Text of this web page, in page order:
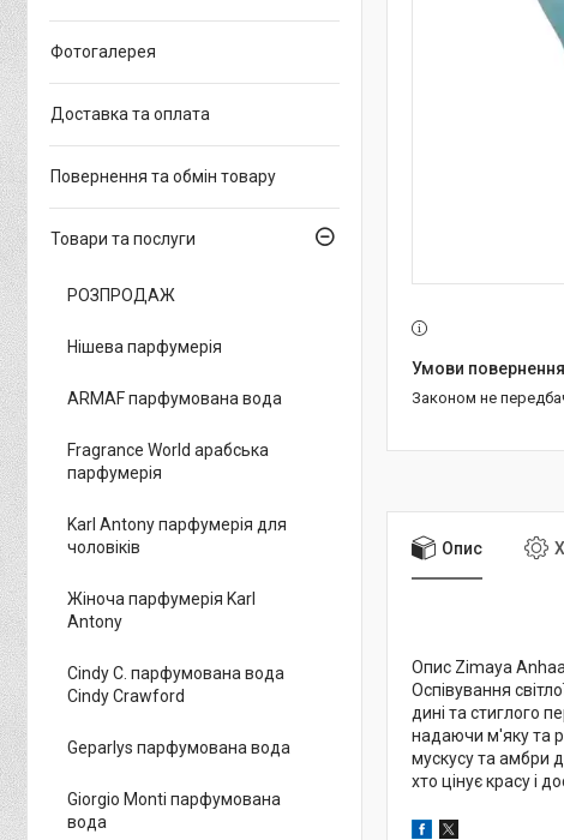
Законом не
Опис
Опис Zimaya
Оспівування
дині та стиглого
надаючи м'яку та
мускусу та амбри
хто цінує красу і
Фотогалерея
Доставка та оплата
Повернення та обмін товару
Товари та послуги
РОЗПРОДАЖ
Нішева парфумерія
ARMAF парфумована вода
Fragrance World арабська
парфумерія
Karl Antony парфумерія для
чоловіків
Жіноча парфумерія Karl
Antony
Cindy C. парфумована вода
Cindy Crawford
Geparlys парфумована вода
Giorgio Monti парфумована
вода